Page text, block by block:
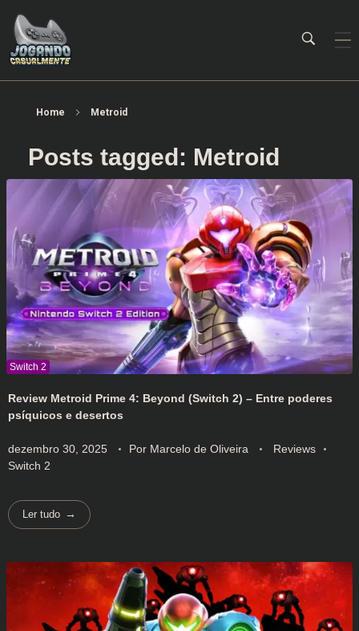
Home Metroid
Posts tagged: Metroid
Review Metroid Prime 4: Beyond (Switch 2) – Entre poderes
psíquicos e desertos
dezembro 30, 2025 Por Marcelo de Oliveira
Reviews
Switch 2
Ler tudo